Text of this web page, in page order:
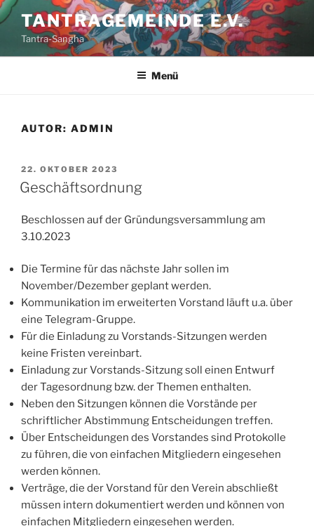
Zum
Inhalt
springen
TANTRAGEMEINDE E.V.
Tantra-Sangha
Menü
AUTOR: ADMIN
VERÖFFENTLICHT
AM
22. OKTOBER 2023
Geschäftsordnung
Beschlossen auf der Gründungsversammlung am
3.10.2023
Die Termine für das nächste Jahr sollen im
November/Dezember geplant werden.
Kommunikation im erweiterten Vorstand läuft u.a. über
eine Telegram-Gruppe.
Für die Einladung zu Vorstands-Sitzungen werden
keine Fristen vereinbart.
Einladung zur Vorstands-Sitzung soll einen Entwurf
der Tagesordnung bzw. der Themen enthalten.
Neben den Sitzungen können die Vorstände per
schriftlicher Abstimmung Entscheidungen treffen.
Über Entscheidungen des Vorstandes sind Protokolle
zu führen, die von einfachen Mitgliedern eingesehen
werden können.
Verträge, die der Vorstand für den Verein abschließt
müssen intern dokumentiert werden und können von
einfachen Mitgliedern eingesehen werden.